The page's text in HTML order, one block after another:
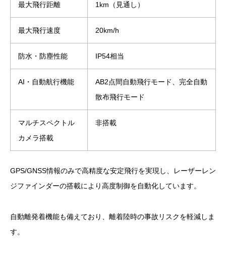
最大飛行距離 1km（見通し）
最大飛行速度 20km/h
防水・防塵性能 IP54相当
AI・自動航行機能
AB2点間自動飛行モード、完全自動
散布飛行モード
マルチスペクトル
カメラ搭載
非搭載
GPS/GNSS情報のみで高精度な安定飛行を実現し、レーザーレン
ジファインダーの搭載により高度制御を自動化しています。
自動離発着機能も備えており、離着陸時の事故リスクを軽減しま
す。